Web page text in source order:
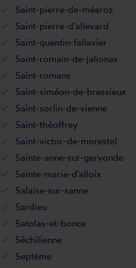
Saint-pierre-de-méaroz
Saint-pierre-d'allevard
Saint-quentin-fallavier
Saint-romain-de-jalionas
Saint-romans
Saint-siméon-de-bressieux
Saint-sorlin-de-vienne
Saint-théoffrey
Saint-victor-de-morestel
Sainte-anne-sur-gervonde
Sainte-marie-d'alloix
Salaise-sur-sanne
Sardieu
Satolas-et-bonce
Séchilienne
Septème